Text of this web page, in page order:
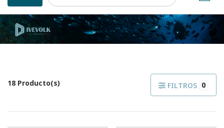
18 Producto(s) FILTROS 0